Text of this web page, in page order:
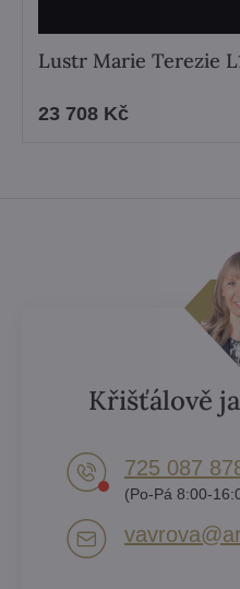
Lustr Marie Terezie
23 708 Kč
Křišťálově
725 087
(Po-Pá 8:00-